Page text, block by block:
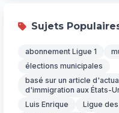
Sujets
abonnement Ligue 1
élections municipales
basé sur un article
d'immigration aux États-
Luis Enrique
Ligue